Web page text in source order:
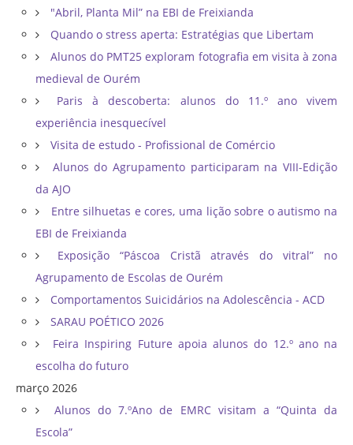
"Abril, Planta Mil” na EBI de Freixianda
Quando o stress aperta: Estratégias que Libertam
Alunos do PMT25 exploram fotografia em visita à zona
medieval de Ourém
Paris à descoberta: alunos do 11.º ano vivem
experiência inesquecível
Visita de estudo - Profissional de Comércio
Alunos do Agrupamento participaram na VIII-Edição
da AJO
Entre silhuetas e cores, uma lição sobre o autismo na
EBI de Freixianda
Exposição “Páscoa Cristã através do vitral” no
Agrupamento de Escolas de Ourém
Comportamentos Suicidários na Adolescência - ACD
SARAU POÉTICO 2026
Feira Inspiring Future apoia alunos do 12.º ano na
escolha do futuro
março 2026
Alunos do 7.ºAno de EMRC visitam a “Quinta da
Escola”